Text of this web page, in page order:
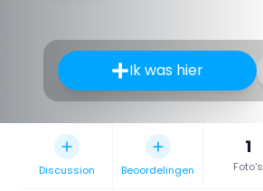
Ik was hier
Discussion Beoordelingen
1
Foto's